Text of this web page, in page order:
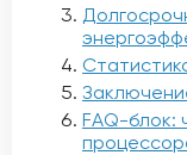
FAQ-блок: